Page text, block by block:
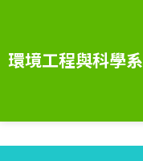
環境工程與科學系